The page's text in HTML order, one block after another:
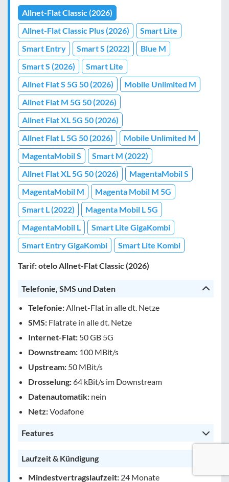
Allnet-Flat Classic (2026)
Allnet-Flat Classic Plus (2026)
Smart Lite
Smart Entry
Smart S (2022)
Blue M
Smart S (2026)
Smart Lite
Allnet Flat S 5G 50 (2026)
Mobile Unlimited M
Allnet Flat M 5G 50 (2026)
Allnet Flat XL 5G 50 (2026)
Allnet Flat L 5G 50 (2026)
Mobile Unlimited M
MagentaMobil S
Smart M (2022)
Allnet Flat XL 5G 50 (2026)
MagentaMobil S
MagentaMobil M
Magenta Mobil M 5G
Smart L (2022)
Magenta Mobil L 5G
MagentaMobil L
Smart Lite GigaKombi
Smart Entry GigaKombi
Smart Lite Kombi
Tarif: otelo Allnet-Flat Classic (2026)
Telefonie, SMS und Daten
Telefonie: Allnet-Flat in alle dt. Netze
SMS: Flatrate in alle dt. Netze
Internet-Flat: 50 GB 5G
Downstream: 100 MBit/s
Upstream: 50 MBit/s
Drosselung:64 kBit/s im Downstream
Datenautomatik: nein
Netz:Vodafone
Features
Laufzeit & Kündigung
Mindestvertragslaufzeit: 24 Monate